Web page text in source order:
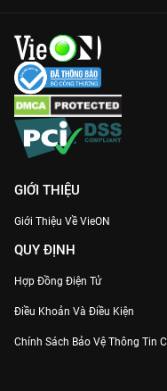
GIỚI THIỆU
Giới Thiệu Về VieON
QUY ĐỊNH
Hợp Đồng Điện Tử
Điều Khoản Và Điều Kiện
Chính Sách Bảo Vệ Thông Tin